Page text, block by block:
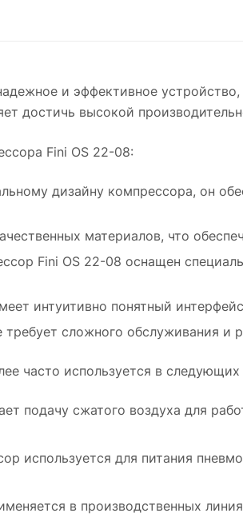
22-08 может
механизмах,
и эффективное
достичь высокой
Fini OS 22-08:
дизайну компрессора, он
материалов, что
Fini OS 22-08 оснащен
интуитивно понятный
сложного обслуживания и
часто используется в следующих
подачу сжатого воздуха для
используется для питания
в производственных